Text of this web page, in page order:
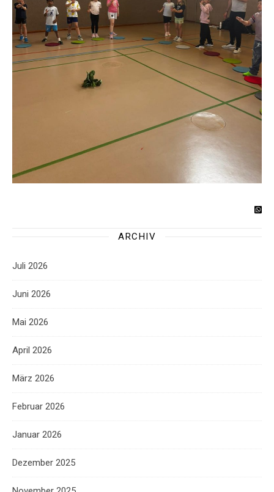
ARCHIV
Juli 2026
Juni 2026
Mai 2026
April 2026
März 2026
Februar 2026
Januar 2026
Dezember 2025